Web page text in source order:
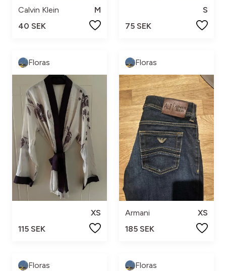
Calvin Klein
M
40 SEK
S
75 SEK
Floras
XS
115 SEK
Floras
Armani
XS
185 SEK
Floras Floras